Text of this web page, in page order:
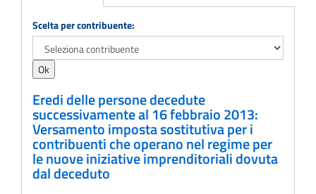
Adempimento
Scelta per contribuente:
Eredi delle persone decedute
successivamente al 16 febbraio 2013:
Versamento imposta sostitutiva per i
contribuenti che operano nel regime per
le nuove iniziative imprenditoriali dovuta
dal deceduto